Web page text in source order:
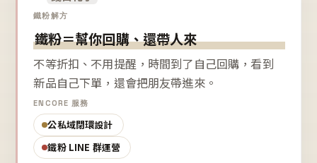
鐵粉解方
鐵粉＝幫你回購、還帶人來
不等折扣、不用提醒，時間到了自己回購，看到
新品自己下單，還會把朋友帶進來。
ENCORE 服務
公私域閉環設計
鐵粉 LINE 群運營